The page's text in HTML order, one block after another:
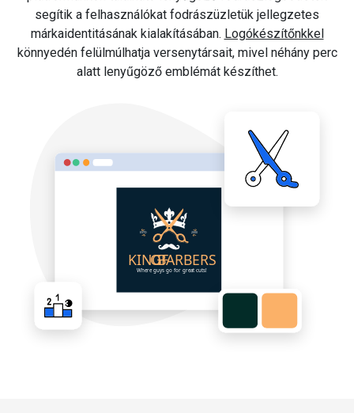
segítik a felhasználókat fodrászüzletük jellegzetes
márkaidentitásának kialakításában. Logókészítőnkkel
könnyedén felülmúlhatja versenytársait, mivel néhány perc
alatt lenyűgöző emblémát készíthet.